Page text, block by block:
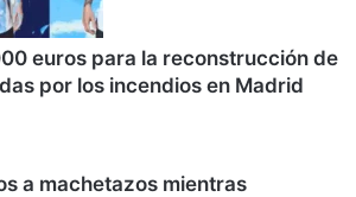
euros para la reconstrucción de
por los incendios en Madrid
a machetazos mientras